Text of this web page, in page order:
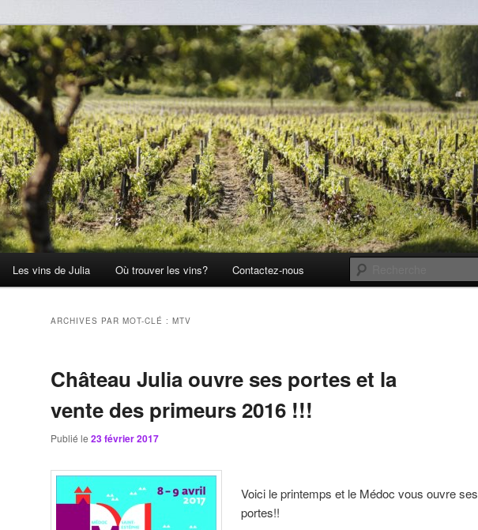
Les vins de Julia Où trouver les vins? Contactez-nous
ARCHIVES PAR MOT-CLÉ : MTV
Château Julia ouvre ses portes et la
vente des primeurs 2016 !!!
Publié le 23 février 2017
Voici le printemps et le Médoc vous ouvre ses
portes!!